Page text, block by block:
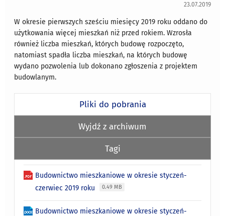
23.07.2019
W okresie pierwszych sześciu miesięcy 2019 roku oddano do
użytkowania więcej mieszkań niż przed rokiem. Wzrosła
również liczba mieszkań, których budowę rozpoczęto,
natomiast spadła liczba mieszkań, na których budowę
wydano pozwolenia lub dokonano zgłoszenia z projektem
budowlanym.
Pliki do pobrania
Wyjdź z archiwum
Tagi
Budownictwo mieszkaniowe w okresie styczeń-
czerwiec 2019 roku
0.49 MB
Budownictwo mieszkaniowe w okresie styczeń-